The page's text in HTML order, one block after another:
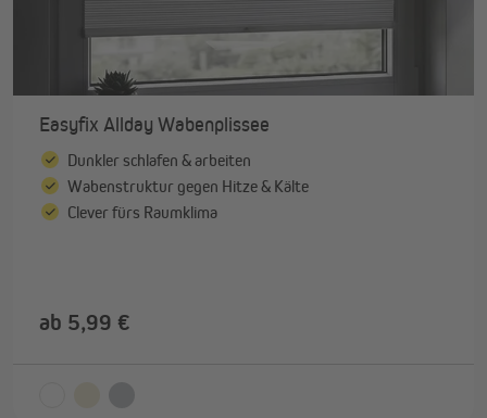
Easyfix Allday Wabenplissee
Dunkler schlafen & arbeiten
Wabenstruktur gegen Hitze & Kälte
Clever fürs Raumklima
ab 5,99 €